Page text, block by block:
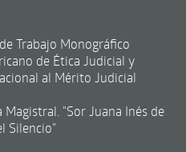
Trabajo Monográfico
de Ética Judicial y
al Mérito Judicial
"Sor Juana Inés de
Silencio"